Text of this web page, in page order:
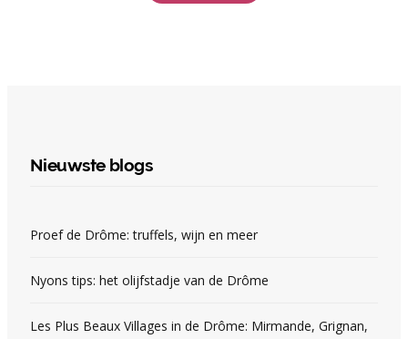
Nieuwste blogs
Proef de Drôme: truffels, wijn en meer
Nyons tips: het olijfstadje van de Drôme
Les Plus Beaux Villages in de Drôme: Mirmande, Grignan,